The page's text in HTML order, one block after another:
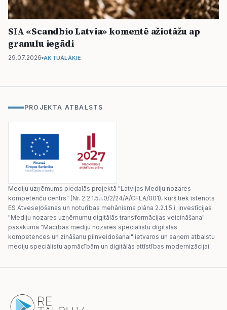
SIA «Scandbio Latvia» komentē ažiotāžu ap
granulu iegādi
29.07.2026 AKTUĀLĀKIE
PROJEKTA ATBALSTS
Mediju uzņēmums piedalās projektā "Latvijas Mediju nozares
kompetenču centrs" (Nr. 2.2.1.5.i.0/2/24/A/CFLA/001), kurš tiek īstenots
ES Atveseļošanas un noturības mehānisma plāna 2.2.1.5.i. investīcijas
"Mediju nozares uzņēmumu digitālās transformācijas veicināšana"
pasākumā "Mācības mediju nozares speciālistu digitālās
kompetences un zināšanu pilnveidošanai" ietvaros un saņem atbalstu
mediju speciālistu apmācībām un digitālās attīstības modernizācijai.